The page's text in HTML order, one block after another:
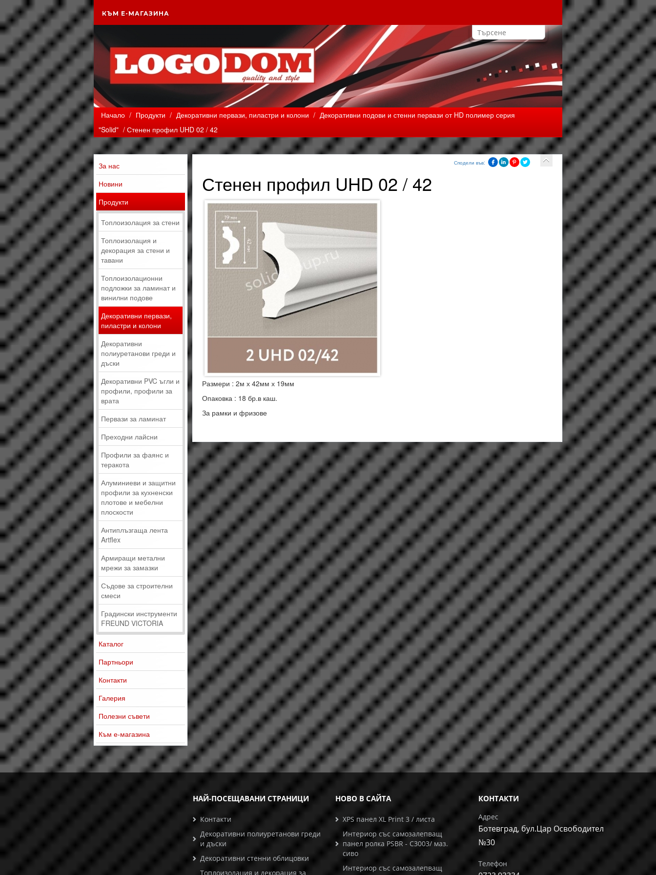
КЪМ Е-МАГАЗИНА
Начало / Продукти / Декоративни первази, пиластри и колони / Декоративни подови и стенни первази от HD полимер серия
"Solid" / Стенен профил UHD 02 / 42
За нас
Новини
Продукти
Топлоизолация за стени
Топлоизолация и
декорация за стени и
тавани
Топлоизолационни
подложки за ламинат и
винилни подове
Декоративни первази,
пиластри и колони
Декоративни
полиуретанови греди и
дъски
Декоративни PVC ъгли и
профили, профили за
врата
Первази за ламинат
Преходни лайсни
Профили за фаянс и
теракота
Алуминиеви и защитни
профили за кухненски
плотове и мебелни
плоскости
Антиплъзгаща лента
Artflex
Армиращи метални
мрежи за замазки
Съдове за строителни
смеси
Градински инструменти
FREUND VICTORIA
Каталог
Партньори
Контакти
Галерия
Полезни съвети
Към е-магазина
Сподели във:
Стенен профил UHD 02 / 42
Размери : 2м х 42мм х 19мм
Опаковка : 18 бр.в каш.
За рамки и фризове
НАЙ-ПОСЕЩАВАНИ СТРАНИЦИ
Контакти
Декоративни полиуретанови греди
и дъски
Декоративни стенни облицовки
Топлоизолация и декорация за
НОВО В САЙТА
XPS панел XL Print 3 / листа
Интериор със самозалепващ
панел ролка PSBR - C3003/ маз.
сиво
Интериор със самозалепващ
КОНТАКТИ
Адрес
Ботевград, бул.Цар Освободител
№30
Телефон